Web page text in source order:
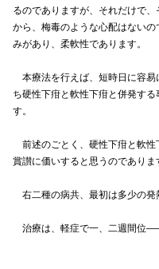
るのでありますが、それだけで
から、梅毒のような心配はない
みがあり、柔軟性であります。
本療法を行えば、短時日に容易
ち硬性下疳と軟性下疳と併発す
す。
前述のごとく、硬性下疳と軟性
賞讃に価いすると思うのでありま
右二種の病共、最初は多少の発
治療は、軽症で一、二週間位